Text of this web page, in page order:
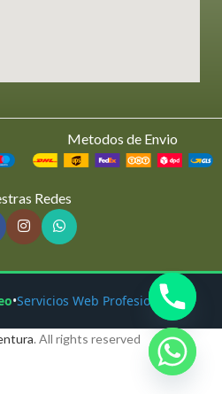
Metodos de Envio
Redes
•Servicios Web Profesionales
. All rights reserved